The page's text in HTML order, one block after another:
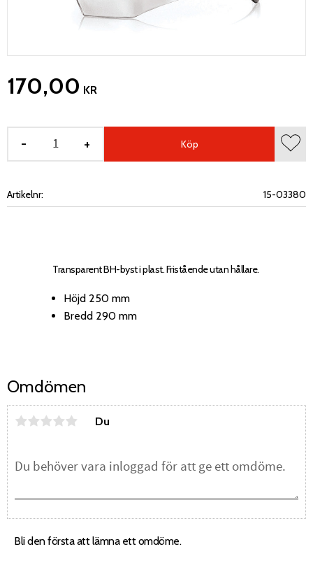
170,00 KR
+
- Köp
Artikelnr 15-03380
Transparent BH-byst i plast. Fristående utan hållare.
Höjd 250 mm
Bredd 290 mm
Omdömen
Du
Bli den första att lämna ett omdöme.